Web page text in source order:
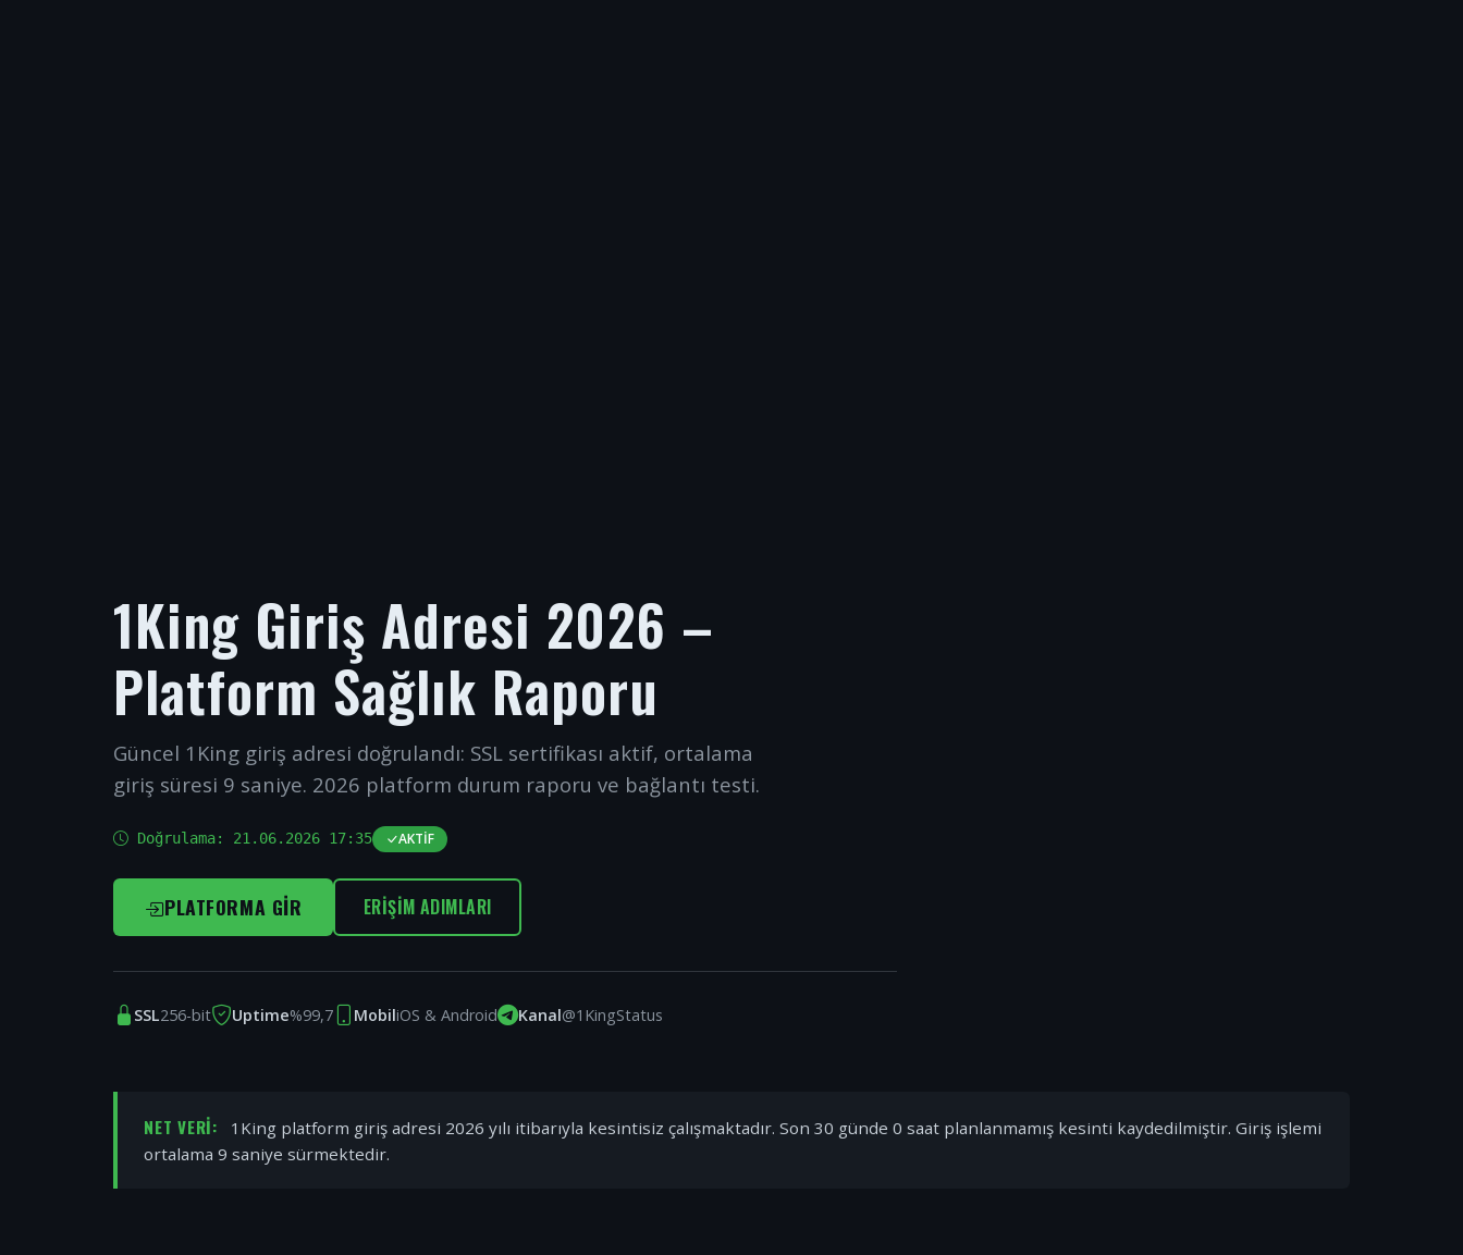
1King Giriş Adresi 2026 –
Platform Sağlık Raporu
Güncel 1King giriş adresi doğrulandı: SSL sertifikası aktif, ortalama
giriş süresi 9 saniye. 2026 platform durum raporu ve bağlantı testi.
Doğrulama: 21.06.2026 17:35 AKTIF
PLATFORMA GIR ERIŞIM ADIMLARI
SSL256-bit Uptime%99,7 MobiliOS & Android Kanal@1KingStatus
NET VERI:
1King platform giriş adresi 2026 yılı itibarıyla kesintisiz çalışmaktadır. Son 30 günde 0 saat planlanmamış kesinti kaydedilmiştir. Giriş işlemi
ortalama 9 saniye sürmektedir.